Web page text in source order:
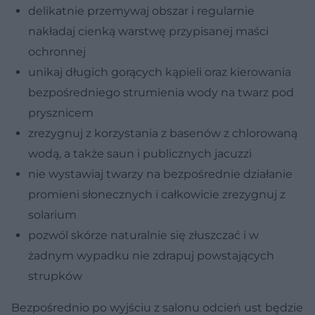
delikatnie przemywaj obszar i regularnie
nakładaj cienką warstwę przypisanej maści
ochronnej
unikaj długich gorących kąpieli oraz kierowania
bezpośredniego strumienia wody na twarz pod
prysznicem
zrezygnuj z korzystania z basenów z chlorowaną
wodą, a także saun i publicznych jacuzzi
nie wystawiaj twarzy na bezpośrednie działanie
promieni słonecznych i całkowicie zrezygnuj z
solarium
pozwól skórze naturalnie się złuszczać i w
żadnym wypadku nie zdrapuj powstających
strupków
Bezpośrednio po wyjściu z salonu odcień ust będzie